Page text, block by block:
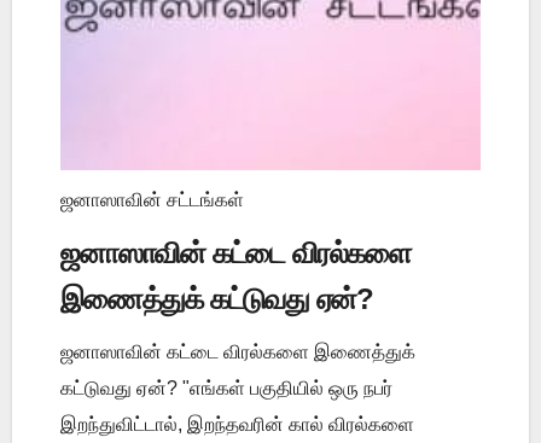
ஜனாஸாவின் சட்டங்கள்
ஜனாஸாவின் கட்டை விரல்களை
இணைத்துக் கட்டுவது ஏன்?
ஜனாஸாவின் கட்டை விரல்களை இணைத்துக்
கட்டுவது ஏன்? "எங்கள் பகுதியில் ஒரு நபர்
இறந்துவிட்டால், இறந்தவரின் கால் விரல்களை